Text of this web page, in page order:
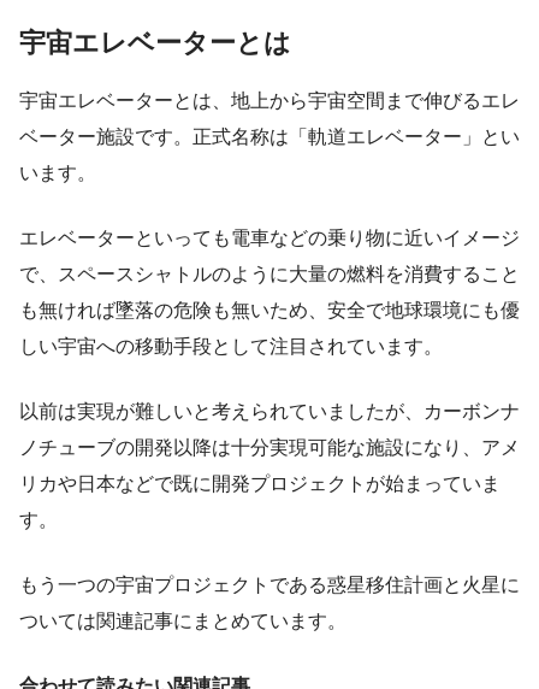
宇宙エレベーターとは
宇宙エレベーターとは、地上から宇宙空間まで伸びるエレ
ベーター施設です。正式名称は「軌道エレベーター」とい
います。
エレベーターといっても電車などの乗り物に近いイメージ
で、スペースシャトルのように大量の燃料を消費すること
も無ければ墜落の危険も無いため、安全で地球環境にも優
しい宇宙への移動手段として注目されています。
以前は実現が難しいと考えられていましたが、カーボンナ
ノチューブの開発以降は十分実現可能な施設になり、アメ
リカや日本などで既に開発プロジェクトが始まっていま
す。
もう一つの宇宙プロジェクトである惑星移住計画と火星に
ついては関連記事にまとめています。